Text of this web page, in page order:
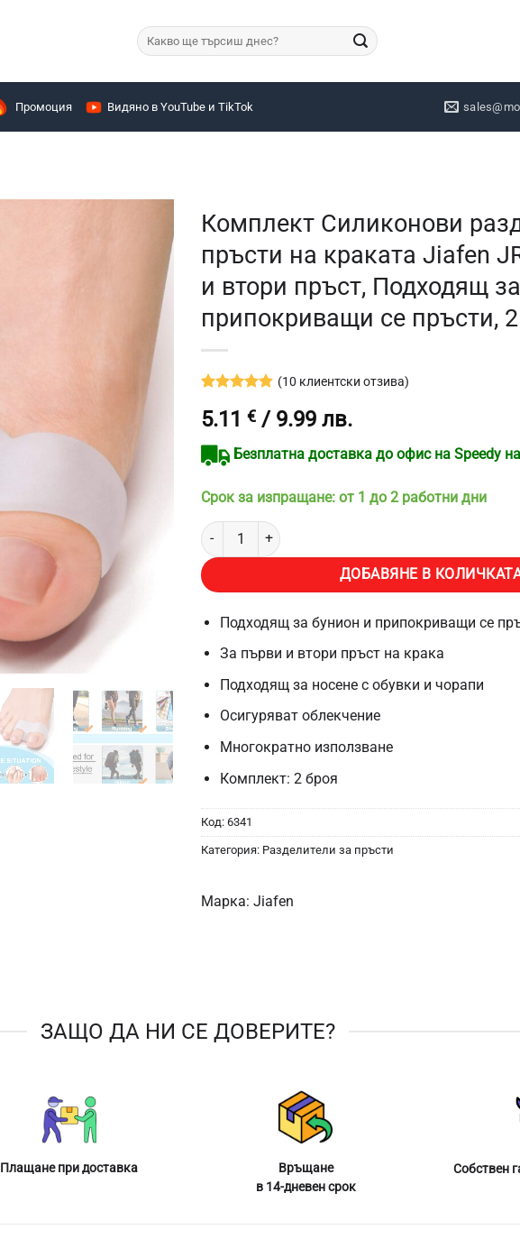
Търсене
за:
Промоция Видяно в YouTube и TikTok
Комплект Силиконови
пръсти на краката Jiafen
и втори пръст, Подходящ
припокриващи се пръсти,
4.8 от 5,
базирано
на
потребителски
(10 клиентски отзива)
5.11 € / 9.99 лв.
Безплатна доставка до офис на Speedy
Срок за изпращане: от 1 до 2 работни дни
количество за Комплект Силиконови разделители
ДОБАВЯНЕ В
Подходящ за бунион и припокриващи се
За първи и втори пръст на крака
Подходящ за носене с обувки и чорапи
Осигуряват облекчение
Многократно използване
Комплект: 2 броя
Код: 6341
Категория: Разделители за пръсти
Марка: Jiafen
ЗАЩО ДА НИ СЕ ДОВЕРИТЕ?
Плащане при доставка
Връщане
в 14-дневен срок
Собствен